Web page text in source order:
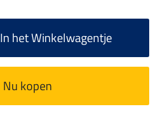
In het Winkelwagentje
Nu kopen